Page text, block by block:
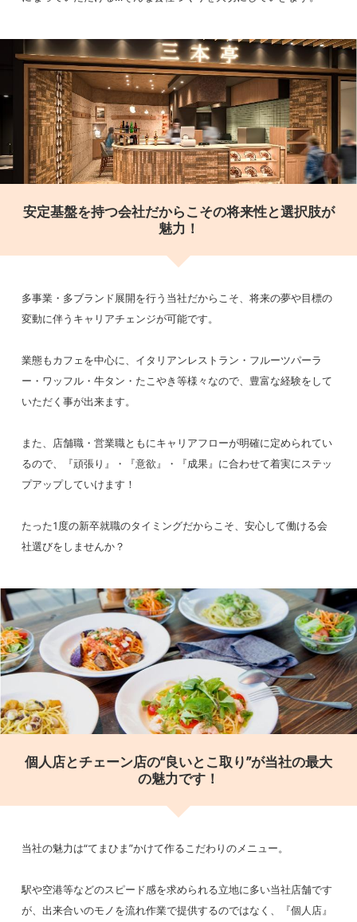
ゴド）成田空港 第3ターミナル店＞
際空港 第3ターミナル本館 2F
＜caffeLAT.25（カフェ ラット ニジュウ
ゴド）成田空港第3ターミナル3F店＞
千葉県成田市取香字上人塚148番地1 成
田国際空港第3旅客ターミナル本館3階
＜FRUITPARLOR Mi‘ｚ＞
千葉県成田市古込字古込１番地１ 第2旅
ーー神奈川県ーー
＜三本珈琲店 向ヶ丘遊園店＞
ZA FOREST(ギンザフォレスト）1階
＜caffeLAT.25（カフェ ラット ニジュウ
＜三本珈琲店 CIAL店＞
＜三本珈琲店 ミナカ小田原店＞
＜Aging Beef＆Specialty coffee THE三
本＞
神奈川県横浜市西区みなとみらい5-1-1
横浜シンフォステージ ウエストタワー1
階101
＜大戸屋 新横浜2丁目店＞
神奈川県横浜市港北区新横浜2-4-6 マス
ニ第1ビルB1F
安定基盤を持つ会社だからこその将来性と選択肢が
魅力！
多事業・多ブランド展開を行う当社だからこそ、将来の夢や目標の
変動に伴うキャリアチェンジが可能です。
業態もカフェを中心に、イタリアンレストラン・フルーツパーラ
ー・ワッフル・牛タン・たこやき等様々なので、豊富な経験をして
いただく事が出来ます。
また、店舗職・営業職ともにキャリアフローが明確に定められてい
るので、『頑張り』・『意欲』・『成果』に合わせて着実にステッ
プアップしていけます！
たった1度の新卒就職のタイミングだからこそ、安心して働ける会
社選びをしませんか？
個人店とチェーン店の“良いとこ取り”が当社の最大
の魅力です！
当社の魅力は“てまひま”かけて作るこだわりのメニュー。
駅や空港等などのスピード感を求められる立地に多い当社店舗です
が、出来合いのモノを流れ作業で提供するのではなく、『個人店』